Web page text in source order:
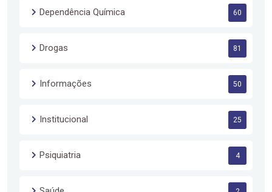
Dependência Química 60
Drogas 81
Informações 50
Institucional 25
Psiquiatria 4